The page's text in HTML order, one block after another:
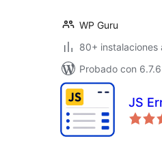
WP Guru
80+ instalaciones
Probado con 6.7.6
JS